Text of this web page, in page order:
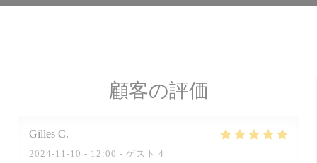
顧客の評価
Gilles C
2024-11-10 - 12:00 - ゲスト 4